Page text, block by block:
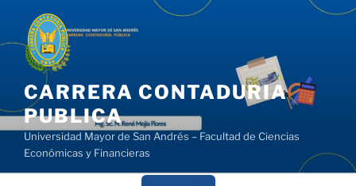
contenido
CARRERA CONTADURIA
PUBLICA
Universidad Mayor de San Andrés – Facultad de Ciencias
Económicas y Financieras